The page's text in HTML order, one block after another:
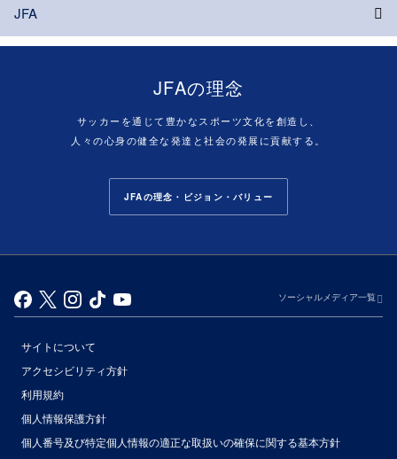
JFA
JFAの理念
サッカーを通じて豊かなスポーツ文化を創造し、
人々の心身の健全な発達と社会の発展に貢献する。
JFAの理念・ビジョン・バリュー
ソーシャルメディア一覧
サイトについて
アクセシビリティ方針
利用規約
個人情報保護方針
個人番号及び特定個人情報の適正な取扱いの確保に関する基本方針